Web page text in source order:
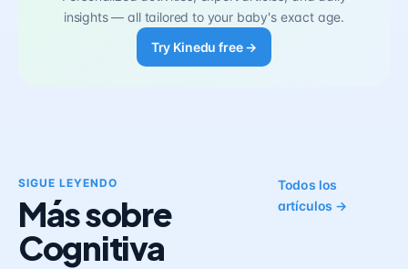
insights — all tailored to your baby's exact age.
Try Kinedu free →
SIGUE LEYENDO
Más sobre
Cognitiva
Todos los
artículos →